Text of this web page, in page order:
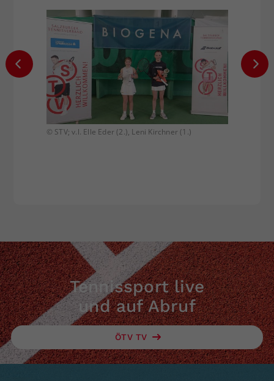
© STV; v.l. Elle Eder (2.), Leni Kirchner (1.)
Tennissport live
und auf Abruf
ÖTV TV